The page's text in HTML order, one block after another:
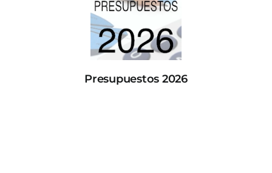
Presupuestos 2026